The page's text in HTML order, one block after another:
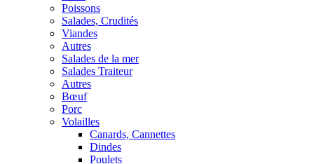
Poissons
Salades, Crudités
Viandes
Autres
Salades de la mer
Salades Traiteur
Autres
Bœuf
Porc
Volailles
Canards, Cannettes
Dindes
Poulets